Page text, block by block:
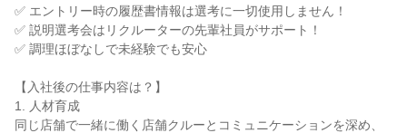
✅ エントリー時の履歴書情報は選考に一切使用しません！
✅ 説明選考会はリクルーターの先輩社員がサポート！
✅ 調理ほぼなしで未経験でも安心
【入社後の仕事内容は？】
1. 人材育成
同じ店舗で一緒に働く店舗クルーとコミュニケーションを深め、